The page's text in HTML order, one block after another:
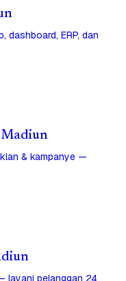
ERP, dan
Madiun
& kampanye —
layani pelanggan 24